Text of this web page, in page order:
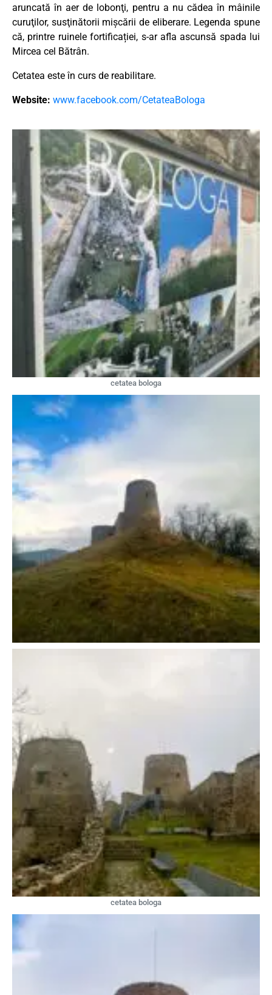
aruncată în aer de lobonţi, pentru a nu cădea în mâinile
curuţilor, susţinătorii mişcării de eliberare. Legenda spune
că, printre ruinele fortificației, s-ar afla ascunsă spada lui
Mircea cel Bătrân.
Cetatea este în curs de reabilitare.
Website: www.facebook.com/CetateaBologa
cetatea bologa
cetatea bologa